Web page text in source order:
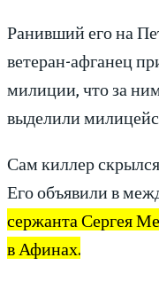
Ранивший его на
ветеран-афганец
милиции, что за
выделили
Сам киллер
Его объявили в
сержанта Сергея
в Афинах.